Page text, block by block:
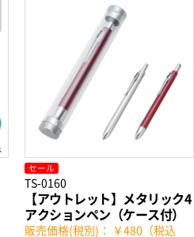
セール
TS-0160
【アウトレット】メタリック4
アクションペン（ケース付）
販売価格(税別)： ￥480（税込